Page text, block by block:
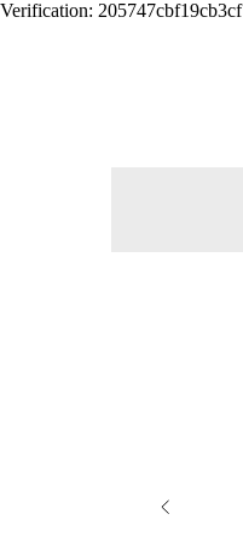
Verification: 205747cbf19cb3cf